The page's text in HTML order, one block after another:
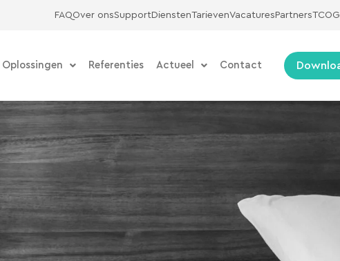
FAQOver onsSupportDienstenTarievenVacatures Partners
Oplossingen Referenties Actueel Contact